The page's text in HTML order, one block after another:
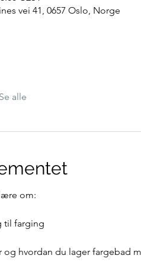
vei 41, 0657 Oslo, Norge
Se alle
om:
til farging
og hvordan du lager fargebad